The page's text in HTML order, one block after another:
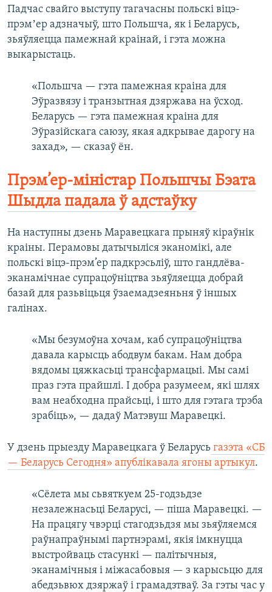
Падчас свайго выступу тагачасны польскі віцэ-
прэмʼер адзначыў, што Польшча, як і Беларусь,
зьяўляецца памежнай краінай, і гэта можна
выкарыстаць.
«Польшча — гэта памежная краіна для
Эўразвязу і транзытная дзяржава на ўсход.
Беларусь — гэта памежная краіна для
Эўразійскага саюзу, якая адкрывае дарогу на
захад», — сказаў ён.
Прэм’ер-міністар Польшчы Бэата
Шыдла падала ў адстаўку
На наступны дзень Маравецкага прыняў кіраўнік
краіны. Перамовы датычыліся эканомікі, але
польскі віцэ-прэм’ер падкрэсьліў, што гандлёва-
эканамiчнае супрацоўнiцтва зьяўляецца добрай
базай для разьвіцьця ўзаемадзеяньня ў iншых
галiнах.
«Мы безумоўна хочам, каб супрацоўнiцтва
давала карысць абодвум бакам. Нам добра
вядомы цяжкасьцi трансфармацыi. Мы самi
праз гэта прайшлi. I добра разумеем, якi шлях
вам неабходна прайсьцi, i што для гэтага трэба
зрабiць», — дадаў Матэвуш Маравецкі.
У дзень прыезду Маравецкага ў Беларусь газэта «СБ
— Беларусь Сегодня» апублікавала ягоны артыкул.
«Сёлета мы сьвяткуем 25-годзьдзе
незалежнасьці Беларусі, — піша Маравецкі. —
На працягу чвэрці стагодзьдзя мы зьяўляемся
раўнапраўнымі партнэрамі, якія імкнуцца
выстройваць стасункі — палітычныя,
эканамічныя і міжасабовыя — з карысьцю для
абедзьвюх дзяржаў і грамадзтваў. За гэты час у